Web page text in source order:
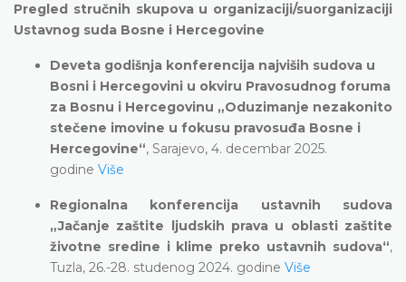
Pregled stručnih skupova u organizaciji/suorganizaciji
Ustavnog suda Bosne i Hercegovine
Deveta godišnja konferencija najviših sudova u
Bosni i Hercegovini u okviru Pravosudnog foruma
za Bosnu i Hercegovinu „Oduzimanje nezakonito
stečene imovine u fokusu pravosuđa Bosne i
Hercegovine“, Sarajevo, 4. decembar 2025.
godine Više
Regionalna konferencija ustavnih sudova
„Jačanje zaštite ljudskih prava u oblasti zaštite
životne sredine i klime preko ustavnih sudova“,
Tuzla, 26.-28. studenog 2024. godine Više